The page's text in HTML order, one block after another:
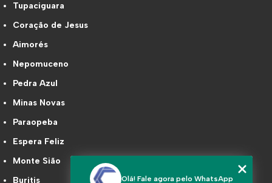
Tupaciguara
Coração de Jesus
Aimorés
Nepomuceno
Pedra Azul
Minas Novas
Paraopeba
Espera Feliz
Monte Sião
Buritis
Olá! Fale agora pelo WhatsApp